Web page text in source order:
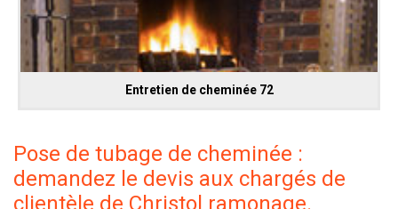
Entretien de cheminée 72
Pose de tubage de cheminée :
demandez le devis aux chargés de
clientèle de Christol ramonage.